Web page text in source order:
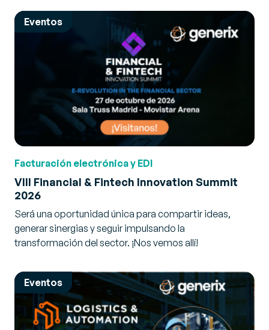
Almacén
Cadena de Suministro
Facturación electrónica y EDI
Gestión de Recursos
Transporte
Eventos
Facturación electrónica y EDI
VIII Financial & Fintech Innovation Summit
2026
Será una oportunidad única para compartir ideas,
generar sinergias y seguir impulsando la
transformación del sector. ¡Nos vemos allí!
Eventos